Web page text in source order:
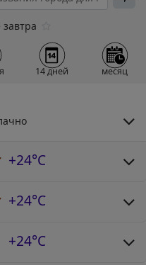
14 дней месяц
+24°C
+24°C
+24°C